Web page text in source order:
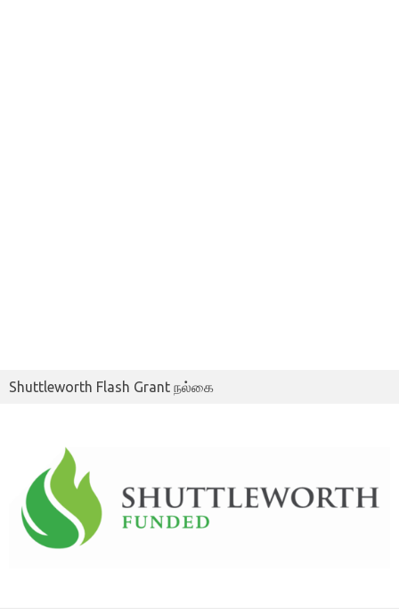
Shuttleworth Flash Grant நல்கை